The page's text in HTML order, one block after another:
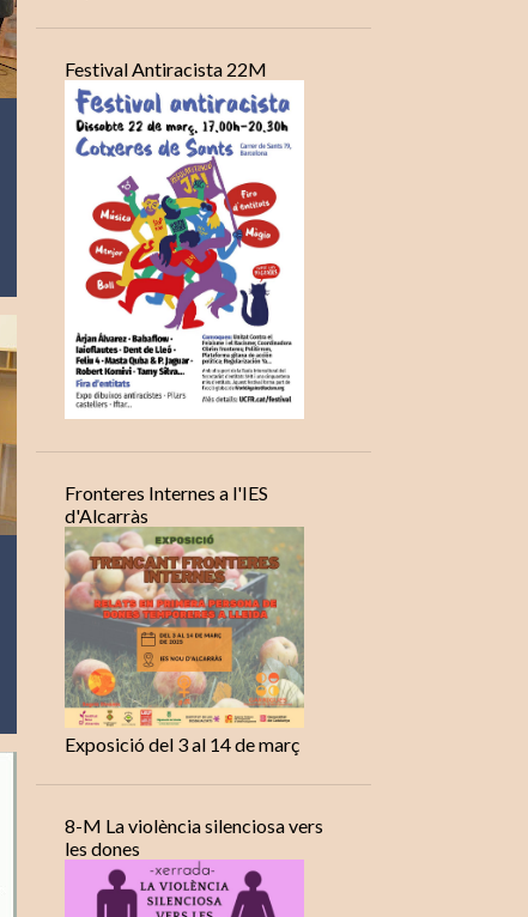
Festival Antiracista 22M
Fronteres Internes a l'IES
d'Alcarràs
Exposició del 3 al 14 de març
8-M La violència silenciosa vers
les dones